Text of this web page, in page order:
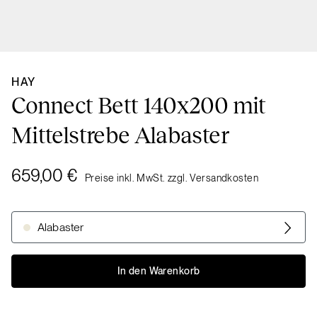
HAY
Connect Bett 140x200 mit
Mittelstrebe Alabaster
659,00 € Preise inkl. MwSt. zzgl. Versandkosten
Alabaster
In den Warenkorb